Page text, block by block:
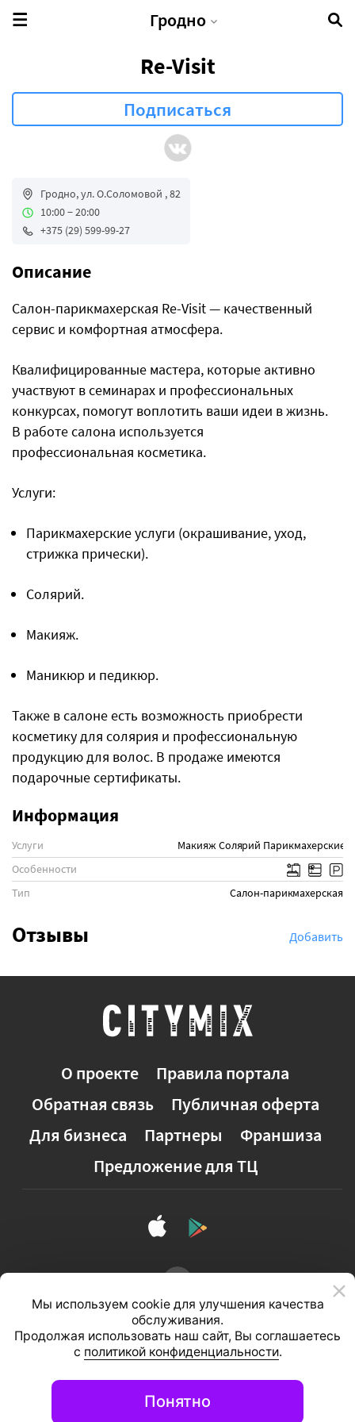
Гродно
Re-Visit
Гродно, ул. О.Соломовой , 82
10:00 − 20:00
+375 (29) 599-99-27
Описание
Салон-парикмахерская Re-Visit — качественный
сервис и комфортная атмосфера.
Квалифицированные мастера, которые активно
участвуют в семинарах и профессиональных
конкурсах, помогут воплотить ваши идеи в жизнь.
В работе салона используется
профессиональная косметика.
Услуги:
Парикмахерские услуги (окрашивание, уход,
стрижка прически).
Солярий.
Макияж.
Маникюр и педикюр.
Также в салоне есть возможность приобрести
косметику для солярия и профессиональную
продукцию для волос. В продаже имеются
подарочные сертификаты.
Информация
Услуги МакияжСолярий Парикмахерские
Особенности
Тип
Салон-парикмахерская
Добавить
Отзывы
О проекте
Правила портала
Обратная связь
Публичная оферта
Для бизнеса
Партнеры
Франшиза
Предложение для ТЦ
Полная версия сайта
© 2026, ООО «Студия 111»
Мы используем cookie для улучшения качества
обслуживания.
Продолжая использовать наш сайт, Вы соглашаетесь
с политикой конфиденциальности.
Понятно